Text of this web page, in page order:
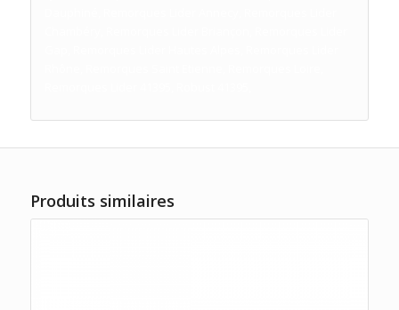
Produits similaires